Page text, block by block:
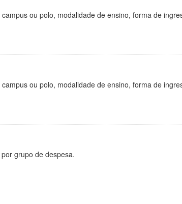
ou polo, modalidade de ensino, forma de
ou polo, modalidade de ensino, forma de
grupo de despesa.